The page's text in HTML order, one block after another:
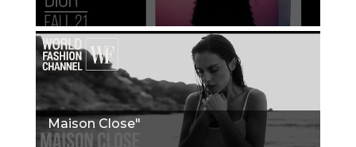
Maison Close"